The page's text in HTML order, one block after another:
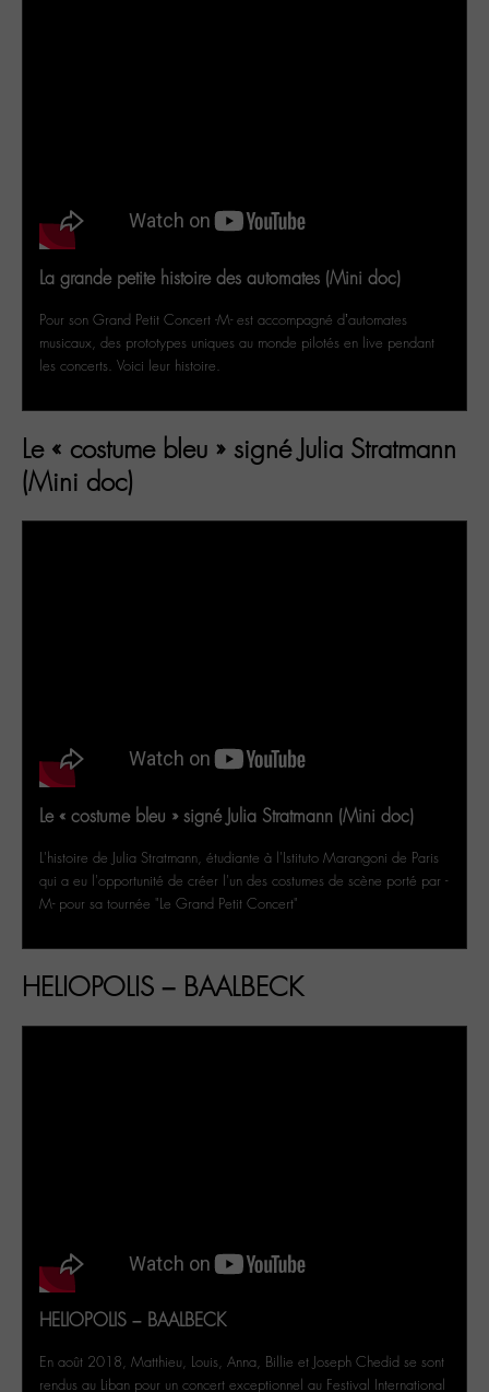
La grande petite histoire des automates (Mini doc)
Pour son Grand Petit Concert -M- est accompagné d’automates
musicaux, des prototypes uniques au monde pilotés en live pendant
les concerts. Voici leur histoire.
Le « costume bleu » signé Julia Stratmann
(Mini doc)
Le « costume bleu » signé Julia Stratmann (Mini doc)
L'histoire de Julia Stratmann, étudiante à l'Istituto Marangoni de Paris
qui a eu l'opportunité de créer l'un des costumes de scène porté par -
M- pour sa tournée "Le Grand Petit Concert"
HELIOPOLIS – BAALBECK
HELIOPOLIS – BAALBECK
En août 2018, Matthieu, Louis, Anna, Billie et Joseph Chedid se sont
rendus au Liban pour un concert exceptionnel au Festival International